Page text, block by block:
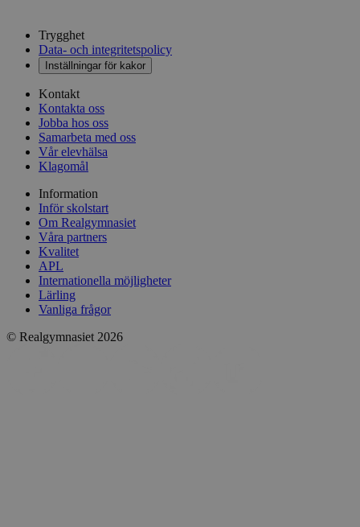
Trygghet
Data- och integritetspolicy
Inställningar för kakor
Kontakt
Kontakta oss
Jobba hos oss
Samarbeta med oss
Vår elevhälsa
Klagomål
Information
Inför skolstart
Om Realgymnasiet
Våra partners
Kvalitet
APL
Internationella möjligheter
Lärling
Vanliga frågor
© Realgymnasiet 2026